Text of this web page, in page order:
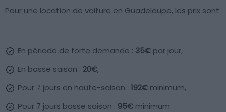
Pour une location de voiture en Guadeloupe, les prix sont
:
En période de forte demande : 35€ par jour,
En basse saison : 20€,
Pour 7 jours en haute-saison : 192€ minimum,
Pour 7 jours basse saison : 95€ minimum.